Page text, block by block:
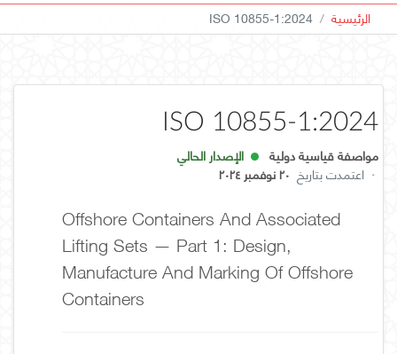
الرئيسية ISO 10855-1:2024
ISO 10855-1:2024
مواصفة قياسية دولية
الإصدار الحالي
· اعتمدت بتاريخ ٢٠ نوفمبر ٢٠٢٤
Offshore Containers And Associated
Lifting Sets — Part 1: Design,
Manufacture And Marking Of Offshore
Containers